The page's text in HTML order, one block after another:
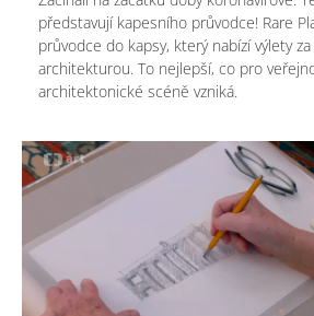
představují kapesního průvodce! Rare
průvodce do kapsy, který nabízí výlety
architekturou. To nejlepší, co pro
architektonické scéně vzniká.